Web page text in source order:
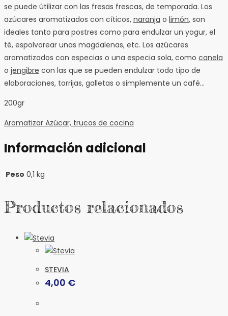
se puede útilizar con las fresas frescas, de temporada. Los
azúcares aromatizados con cíticos, naranja o limón, son
ideales tanto para postres como para endulzar un yogur, el
té, espolvorear unas magdalenas, etc. Los azúcares
aromatizados con especias o una especia sola, como canela
o jengibre con las que se pueden endulzar todo tipo de
elaboraciones, torrijas, galletas o simplemente un café…
200gr
Aromatizar Azúcar, trucos de cocina
Información adicional
Peso 0,1 kg
Productos relacionados
STEVIA
4,00 €